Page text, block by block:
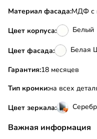
Материал фасада:МДФ с
Цвет корпуса: Белый
Цвет фасада: Белая
Гарантия:18 месяцев
Тип кромки:на всех
Цвет зеркала:
Важная информация